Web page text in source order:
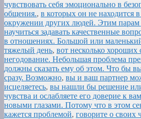
чувствовать себя эмоционально в
общения., в которых он не находится
окружении других людей. Этим парам
научиться задавать качественные
в отношениях. Большой или
тяжелый день, вот несколько хороших
негодование. Небольшая проблема
должны сказать ему об этом. Что бы
сразу. Возможно, вы и ваш партнер
исцеляетесь, вы нашли бы решение
чувства и ослабляете его доверие к
новыми глазами. Потому что в этом
кажется проблемой, говорите о своих